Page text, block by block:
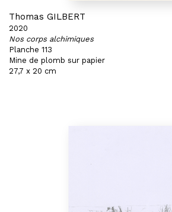
Thomas GILBERT
2020
Nos corps alchimiques
Planche 113
Mine de plomb sur papier
27,7 x 20 cm